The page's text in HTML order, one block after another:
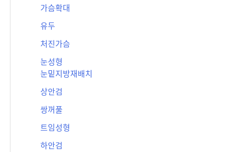
가슴확대
유두
처진가슴
눈성형
눈밑지방재배치
상안검
쌍꺼풀
트임성형
하안검